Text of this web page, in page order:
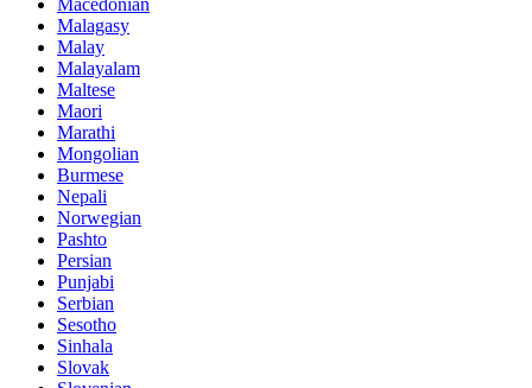
Malagasy
Malay
Malayalam
Maltese
Maori
Marathi
Mongolian
Burmese
Nepali
Norwegian
Pashto
Persian
Punjabi
Serbian
Sesotho
Sinhala
Slovak